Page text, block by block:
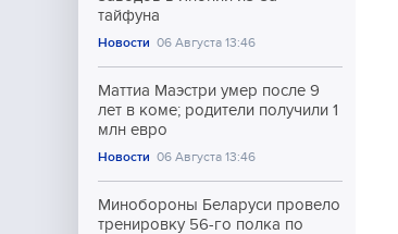
тайфуна
Новости 06 Августа 13:46
Маттиа Маэстри умер после 9
лет в коме; родители получили 1
млн евро
Новости 06 Августа 13:46
Минобороны Беларуси провело
тренировку 56-го полка по